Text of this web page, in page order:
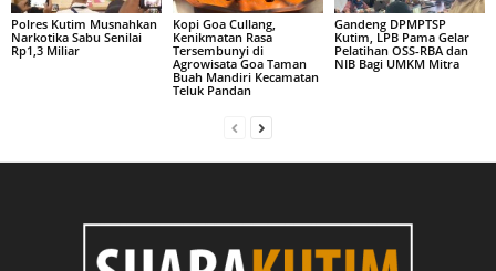
Polres Kutim Musnahkan
Narkotika Sabu Senilai
Rp1,3 Miliar
Kopi Goa Cullang,
Kenikmatan Rasa
Tersembunyi di
Agrowisata Goa Taman
Buah Mandiri Kecamatan
Teluk Pandan
Gandeng DPMPTSP
Kutim, LPB Pama Gelar
Pelatihan OSS-RBA dan
NIB Bagi UMKM Mitra